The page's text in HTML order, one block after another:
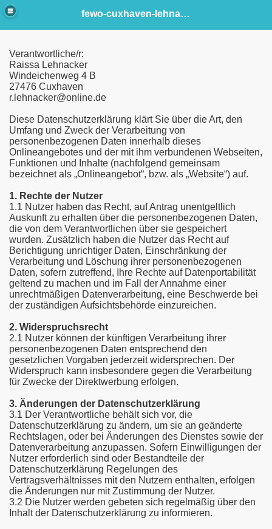
fewo-cuxhaven-lehnacker
Verantwortliche/r:
Raissa Lehnacker
Windeichenweg 4 B
27476 Cuxhaven
r.lehnacker@online.de
Diese Datenschutzerklärung klärt Sie über die Art, den
Umfang und Zweck der Verarbeitung von
personenbezogenen Daten innerhalb dieses
Onlineangebotes und der mit ihm verbundenen Webseiten,
Funktionen und Inhalte (nachfolgend gemeinsam
bezeichnet als „Onlineangebot“, bzw. als „Website“) auf.
1. Rechte der Nutzer
1.1 Nutzer haben das Recht, auf Antrag unentgeltlich
Auskunft zu erhalten über die personenbezogenen Daten,
die von dem Verantwortlichen über sie gespeichert
wurden. Zusätzlich haben die Nutzer das Recht auf
Berichtigung unrichtiger Daten, Einschränkung der
Verarbeitung und Löschung ihrer personenbezogenen
Daten, sofern zutreffend, Ihre Rechte auf Datenportabilität
geltend zu machen und im Fall der Annahme einer
unrechtmäßigen Datenverarbeitung, eine Beschwerde bei
der zuständigen Aufsichtsbehörde einzureichen.
2. Widerspruchsrecht
2.1 Nutzer können der künftigen Verarbeitung ihrer
personenbezogenen Daten entsprechend den
gesetzlichen Vorgaben jederzeit widersprechen. Der
Widerspruch kann insbesondere gegen die Verarbeitung
für Zwecke der Direktwerbung erfolgen.
3. Änderungen der Datenschutzerklärung
3.1 Der Verantwortliche behält sich vor, die
Datenschutzerklärung zu ändern, um sie an geänderte
Rechtslagen, oder bei Änderungen des Dienstes sowie der
Datenverarbeitung anzupassen. Sofern Einwilligungen der
Nutzer erforderlich sind oder Bestandteile der
Datenschutzerklärung Regelungen des
Vertragsverhältnisses mit den Nutzern enthalten, erfolgen
die Änderungen nur mit Zustimmung der Nutzer.
3.2 Die Nutzer werden gebeten sich regelmäßig über den
Inhalt der Datenschutzerklärung zu informieren.